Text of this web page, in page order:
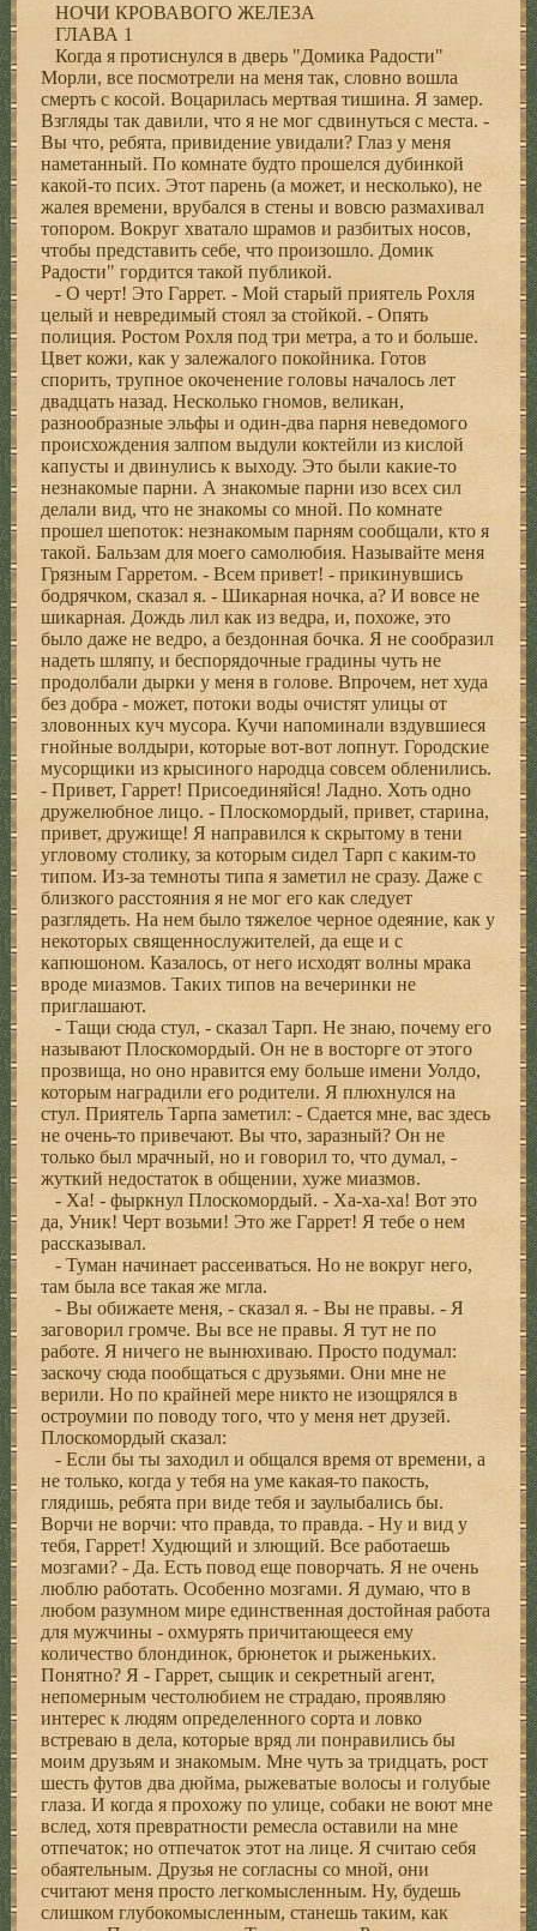
НОЧИ КРОВАВОГО ЖЕЛЕЗА
ГЛАВА 1
Когда я протиснулся в дверь "Домика Радости"
Морли, все посмотрели на меня так, словно вошла
смерть с косой. Воцарилась мертвая тишина. Я замер.
Взгляды так давили, что я не мог сдвинуться с места. -
Вы что, ребята, привидение увидали? Глаз у меня
наметанный. По комнате будто прошелся дубинкой
какой-то псих. Этот парень (а может, и несколько), не
жалея времени, врубался в стены и вовсю размахивал
топором. Вокруг хватало шрамов и разбитых носов,
чтобы представить себе, что произошло. Домик
Радости" гордится такой публикой.
- О черт! Это Гаррет. - Мой старый приятель Рохля
целый и невредимый стоял за стойкой. - Опять
полиция. Ростом Рохля под три метра, а то и больше.
Цвет кожи, как у залежалого покойника. Готов
спорить, трупное окоченение головы началось лет
двадцать назад. Несколько гномов, великан,
разнообразные эльфы и один-два парня неведомого
происхождения залпом выдули коктейли из кислой
капусты и двинулись к выходу. Это были какие-то
незнакомые парни. А знакомые парни изо всех сил
делали вид, что не знакомы со мной. По комнате
прошел шепоток: незнакомым парням сообщали, кто я
такой. Бальзам для моего самолюбия. Называйте меня
Грязным Гарретом. - Всем привет! - прикинувшись
бодрячком, сказал я. - Шикарная ночка, а? И вовсе не
шикарная. Дождь лил как из ведра, и, похоже, это
было даже не ведро, а бездонная бочка. Я не сообразил
надеть шляпу, и беспорядочные градины чуть не
продолбали дырки у меня в голове. Впрочем, нет худа
без добра - может, потоки воды очистят улицы от
зловонных куч мусора. Кучи напоминали вздувшиеся
гнойные волдыри, которые вот-вот лопнут. Городские
мусорщики из крысиного народца совсем обленились.
- Привет, Гаррет! Присоединяйся! Ладно. Хоть одно
дружелюбное лицо. - Плоскомордый, привет, старина,
привет, дружище! Я направился к скрытому в тени
угловому столику, за которым сидел Тарп с каким-то
типом. Из-за темноты типа я заметил не сразу. Даже с
близкого расстояния я не мог его как следует
разглядеть. На нем было тяжелое черное одеяние, как у
некоторых священнослужителей, да еще и с
капюшоном. Казалось, от него исходят волны мрака
вроде миазмов. Таких типов на вечеринки не
приглашают.
- Тащи сюда стул, - сказал Тарп. Не знаю, почему его
называют Плоскомордый. Он не в восторге от этого
прозвища, но оно нравится ему больше имени Уолдо,
которым наградили его родители. Я плюхнулся на
стул. Приятель Тарпа заметил: - Сдается мне, вас здесь
не очень-то привечают. Вы что, заразный? Он не
только был мрачный, но и говорил то, что думал, -
жуткий недостаток в общении, хуже миазмов.
- Ха! - фыркнул Плоскомордый. - Ха-ха-ха! Вот это
да, Уник! Черт возьми! Это же Гаррет! Я тебе о нем
рассказывал.
- Туман начинает рассеиваться. Но не вокруг него,
там была все такая же мгла.
- Вы обижаете меня, - сказал я. - Вы не правы. - Я
заговорил громче. Вы все не правы. Я тут не по
работе. Я ничего не вынюхиваю. Просто подумал:
заскочу сюда пообщаться с друзьями. Они мне не
верили. Но по крайней мере никто не изощрялся в
остроумии по поводу того, что у меня нет друзей.
Плоскомордый сказал:
- Если бы ты заходил и общался время от времени, а
не только, когда у тебя на уме какая-то пакость,
глядишь, ребята при виде тебя и заулыбались бы.
Ворчи не ворчи: что правда, то правда. - Ну и вид у
тебя, Гаррет! Худющий и злющий. Все работаешь
мозгами? - Да. Есть повод еще поворчать. Я не очень
люблю работать. Особенно мозгами. Я думаю, что в
любом разумном мире единственная достойная работа
для мужчины - охмурять причитающееся ему
количество блондинок, брюнеток и рыженьких.
Понятно? Я - Гаррет, сыщик и секретный агент,
непомерным честолюбием не страдаю, проявляю
интерес к людям определенного сорта и ловко
встреваю в дела, которые вряд ли понравились бы
моим друзьям и знакомым. Мне чуть за тридцать, рост
шесть футов два дюйма, рыжеватые волосы и голубые
глаза. И когда я прохожу по улице, собаки не воют мне
вслед, хотя превратности ремесла оставили на мне
отпечаток; но отпечаток этот на лице. Я считаю себя
обаятельным. Друзья не согласны со мной, они
считают меня просто легкомысленным. Ну, будешь
слишком глубокомысленным, станешь таким, как